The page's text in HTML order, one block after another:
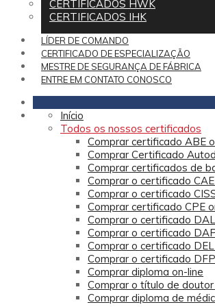
CERTIFICADOS HWK
CERTIFICADOS IHK
LÍDER DE COMANDO
CERTIFICADO DE ESPECIALIZAÇÃO
MESTRE DE SEGURANÇA DE FÁBRICA
ENTRE EM CONTATO CONOSCO
Início
Todos os nossos certificados
Comprar certificado ABE
Comprar Certificado
Comprar certificados de
Comprar o certificado
Comprar o certificado
Comprar certificado CPE
Comprar o certificado
Comprar o certificado
Comprar o certificado
Comprar o certificado
Comprar diploma on-line
Comprar o título de
Comprar diploma de